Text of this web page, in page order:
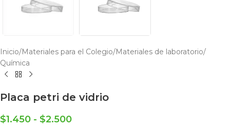
Inicio/Materiales para el Colegio/Materiales de laboratorio/
Química
Placa petri de vidrio
$1.450 - $2.500